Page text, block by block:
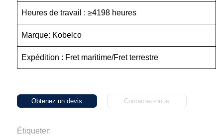
Heures de travail : ≥4198 heures
Marque: Kobelco
Expédition : Fret maritime/Fret terrestre
Obtenez un devis Contactez-nous
Étiqueter: